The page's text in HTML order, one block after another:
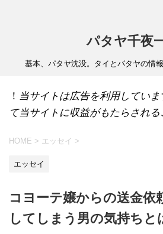
パタヤ千夜
基本、パタヤ沈没。タイとパタヤの情
！ 当サイトは広告を利用してい
て当サイトに収益がもたらされる
HOME > エッセイ >
エッセイ
コヨーテ嬢からの送金依
してしまう男の気持ちと